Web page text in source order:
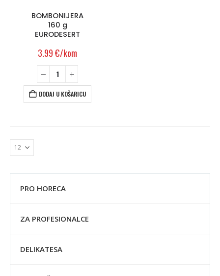
BOMBONIJERA
160 g
EURODESERT
3.99€/kom
DODAJ U KOŠARICU
PRO HORECA
ZA PROFESIONALCE
DELIKATESA